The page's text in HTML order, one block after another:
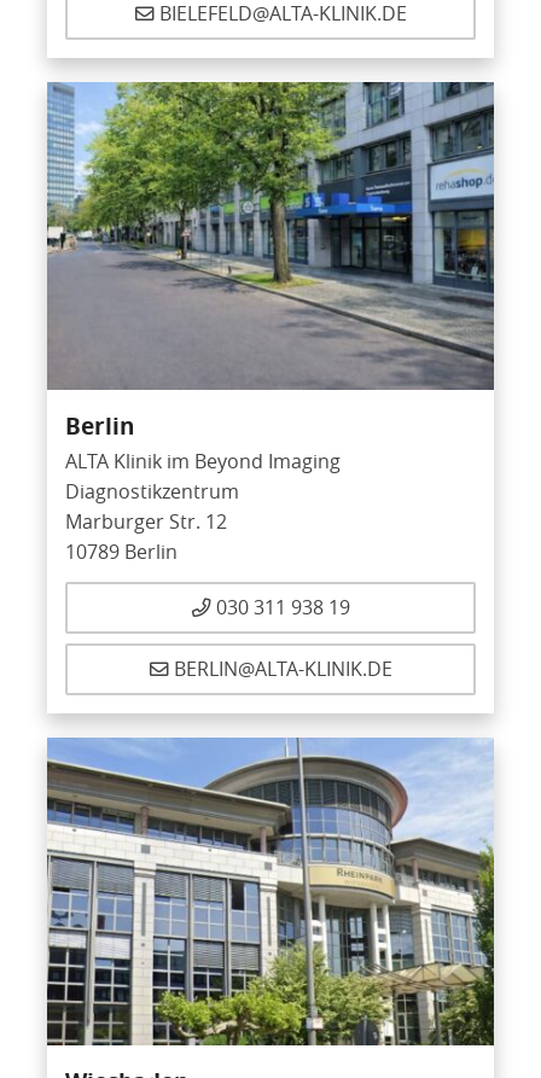
BIELEFELD@ALTA-KLINIK.DE
Berlin
ALTA Klinik im Beyond Imaging
Diagnostikzentrum
Marburger Str. 12
10789 Berlin
030 311 938 19
BERLIN@ALTA-KLINIK.DE